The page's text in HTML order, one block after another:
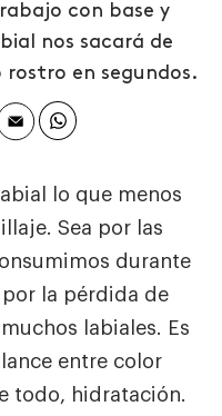
con base y
nos sacará de
en segundos.
lo que menos
Sea por las
durante
la pérdida de
labiales. Es
entre color
todo, hidratación.